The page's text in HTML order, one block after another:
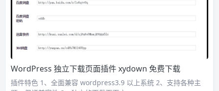
WordPress 独立下载页面插件 xydown 免费下载
插件特色 1、全面兼容 wordpress3.9 以上系统 2、支持各种主